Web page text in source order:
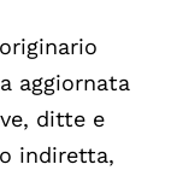
aggiornata
ditte e
indiretta,